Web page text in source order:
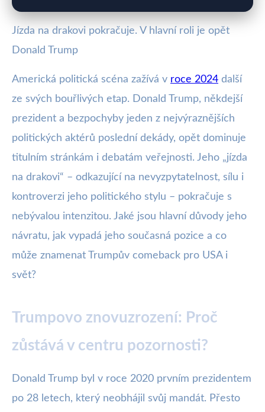
Jízda na drakovi pokračuje. V hlavní roli je opět
Donald Trump
Americká politická scéna zažívá v roce 2024 další
ze svých bouřlivých etap. Donald Trump, někdejší
prezident a bezpochyby jeden z nejvýraznějších
politických aktérů poslední dekády, opět dominuje
titulním stránkám i debatám veřejnosti. Jeho „jízda
na drakovi“ – odkazující na nevyzpytatelnost, sílu i
kontroverzi jeho politického stylu – pokračuje s
nebývalou intenzitou. Jaké jsou hlavní důvody jeho
návratu, jak vypadá jeho současná pozice a co
může znamenat Trumpův comeback pro USA i
svět?
Trumpovo znovuzrození: Proč
zůstává v centru pozornosti?
Donald Trump byl v roce 2020 prvním prezidentem
po 28 letech, který neobhájil svůj mandát. Přesto